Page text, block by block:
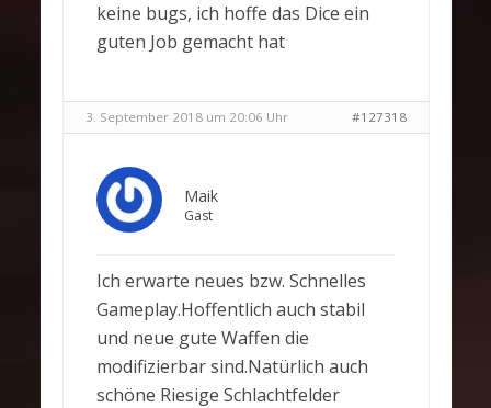
keine bugs, ich hoffe das Dice ein
guten Job gemacht hat
3. September 2018 um 20:06 Uhr #127318
Maik
Gast
Ich erwarte neues bzw. Schnelles
Gameplay.Hoffentlich auch stabil
und neue gute Waffen die
modifizierbar sind.Natürlich auch
schöne Riesige Schlachtfelder